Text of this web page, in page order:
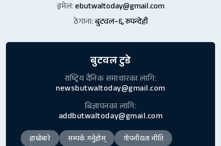
इमेल:ebutwaltoday@gmail.com
ठेगाना:बुटवल–६, रुपन्देही
बुटवल टुडे
राष्ट्रिय दैनिक समाचारका लागि:
newsbutwaltoday@gmail.com
बिज्ञापनका लागि:
addbutwaltoday@gmail.com
हाम्रोबारे सम्पर्क गर्नुहोस् गोपनीयता नीति